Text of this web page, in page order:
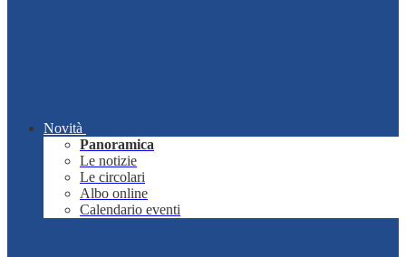
Novità
Panoramica
Le notizie
Le circolari
Albo online
Calendario eventi